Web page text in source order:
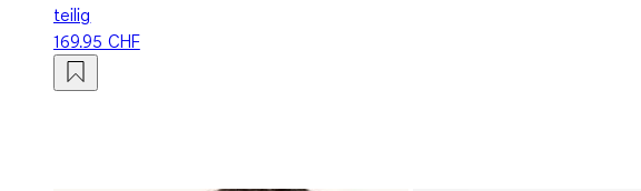
teilig
169.95 CHF